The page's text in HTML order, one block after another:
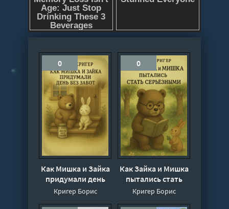
0
Как Мишка и Зайка
придумали день
без забот - Борис
Кригер Борис
0
Как Зайка и Мишка
пытались стать
серьёзными - Борис
Кригер Борис